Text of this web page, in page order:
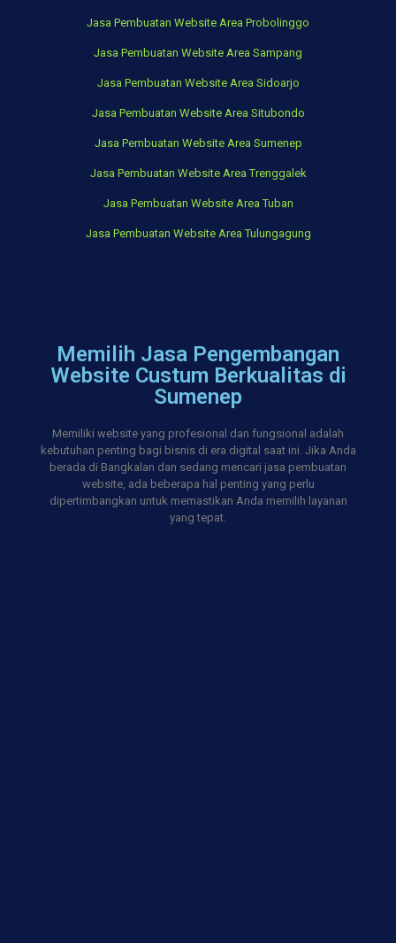
Jasa Pembuatan Website Area Probolinggo
Jasa Pembuatan Website Area Sampang
Jasa Pembuatan Website Area Sidoarjo
Jasa Pembuatan Website Area Situbondo
Jasa Pembuatan Website Area Sumenep
Jasa Pembuatan Website Area Trenggalek
Jasa Pembuatan Website Area Tuban
Jasa Pembuatan Website Area Tulungagung
Memilih Jasa Pengembangan
Website Custum Berkualitas di
Sumenep
Memiliki website yang profesional dan fungsional adalah
kebutuhan penting bagi bisnis di era digital saat ini. Jika Anda
berada di Bangkalan dan sedang mencari jasa pembuatan
website, ada beberapa hal penting yang perlu
dipertimbangkan untuk memastikan Anda memilih layanan
yang tepat.